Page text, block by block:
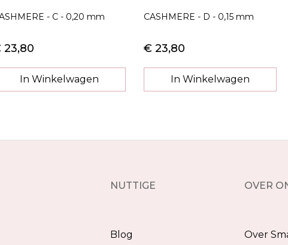
- C - 0,20 mm
23,80
In Winkelwagen
CASHMERE - D - 0,15 mm
€ 23,80
In Winkelwagen
NUTTIGE
Blog
OVER
Over